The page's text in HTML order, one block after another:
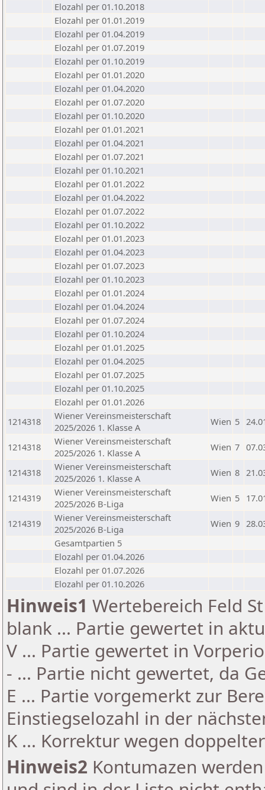
Elozahl per 01.10.2018
Elozahl per 01.01.2019
Elozahl per 01.04.2019
Elozahl per 01.07.2019
Elozahl per 01.10.2019
Elozahl per 01.01.2020
Elozahl per 01.04.2020
Elozahl per 01.07.2020
Elozahl per 01.10.2020
Elozahl per 01.01.2021
Elozahl per 01.04.2021
Elozahl per 01.07.2021
Elozahl per 01.10.2021
Elozahl per 01.01.2022
Elozahl per 01.04.2022
Elozahl per 01.07.2022
Elozahl per 01.10.2022
Elozahl per 01.01.2023
Elozahl per 01.04.2023
Elozahl per 01.07.2023
Elozahl per 01.10.2023
Elozahl per 01.01.2024
Elozahl per 01.04.2024
Elozahl per 01.07.2024
Elozahl per 01.10.2024
Elozahl per 01.01.2025
Elozahl per 01.04.2025
Elozahl per 01.07.2025
Elozahl per 01.10.2025
Elozahl per 01.01.2026
1214318
Wiener Vereinsmeisterschaft
2025/2026 1. Klasse A
Wien 5
1214318
Wiener Vereinsmeisterschaft
2025/2026 1. Klasse A
Wien 7
1214318
Wiener Vereinsmeisterschaft
2025/2026 1. Klasse A
Wien 8
1214319
Wiener Vereinsmeisterschaft
2025/2026 B-Liga
Wien 5
1214319
Wiener Vereinsmeisterschaft
2025/2026 B-Liga
Wien 9
Gesamtpartien 5
Elozahl per 01.04.2026
Elozahl per 01.07.2026
Elozahl per 01.10.2026
Hinweis1 Wertebereich Feld
blank ... Partie gewertet in
V ... Partie gewertet in
- ... Partie nicht gewertet, da
E ... Partie vorgemerkt zur
Einstiegselozahl in der
K ... Korrektur wegen
Hinweis2 Kontumazen